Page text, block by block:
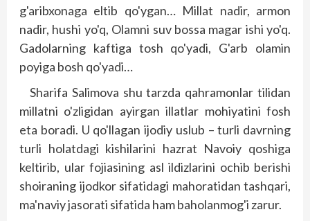
g'aribxonaga eltib qo'ygan… Millat nadir, armon
nadir, hushi yo'q, Olamni suv bossa magar ishi yo'q.
Gadolarning kaftiga tosh qo'yadi, G'arb olamin
poyiga bosh qo'yadi…
Sharifa Salimova shu tarzda qahramonlar tilidan
millatni o'zligidan ayirgan illatlar mohiyatini fosh
eta boradi. U qo'llagan ijodiy uslub – turli davrning
turli holatdagi kishilarini hazrat Navoiy qoshiga
keltirib, ular fojiasining asl ildizlarini ochib berishi
shoiraning ijodkor sifatidagi mahoratidan tashqari,
ma'naviy jasorati sifatida ham baholanmog'i zarur.